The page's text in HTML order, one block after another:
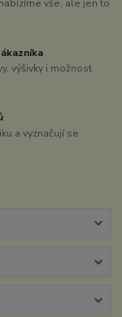
vše, ale jen to
výšivky i možnost
a vyznačují se